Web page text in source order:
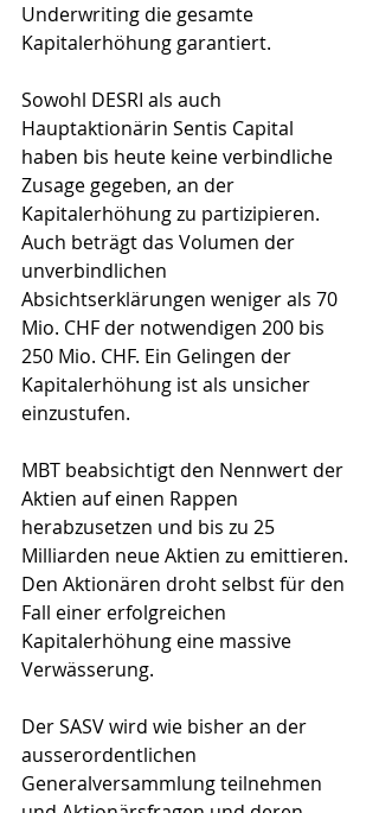
Underwriting die gesamte
Kapitalerhöhung garantiert.
Sowohl DESRI als auch
Hauptaktionärin Sentis Capital
haben bis heute keine verbindliche
Zusage gegeben, an der
Kapitalerhöhung zu partizipieren.
Auch beträgt das Volumen der
unverbindlichen
Absichtserklärungen weniger als 70
Mio. CHF der notwendigen 200 bis
250 Mio. CHF. Ein Gelingen der
Kapitalerhöhung ist als unsicher
einzustufen.
MBT beabsichtigt den Nennwert der
Aktien auf einen Rappen
herabzusetzen und bis zu 25
Milliarden neue Aktien zu emittieren.
Den Aktionären droht selbst für den
Fall einer erfolgreichen
Kapitalerhöhung eine massive
Verwässerung.
Der SASV wird wie bisher an der
ausserordentlichen
Generalversammlung teilnehmen